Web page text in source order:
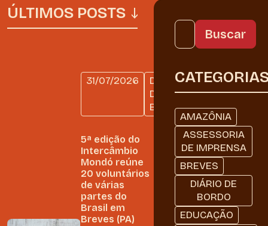
ÚLTIMOS POSTS
31/07/2026
DIÁRIO
DE
BORDO
5ª edição do
Intercâmbio
Mondó reúne
20 voluntários
de várias
partes do
Brasil em
Breves (PA)
AMAZÔNIA
ASSESSORIA
DE IMPRENSA
BREVES
DIÁRIO DE
BORDO
EDUCAÇÃO